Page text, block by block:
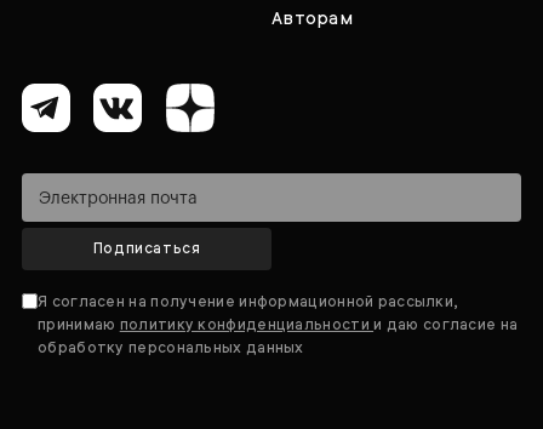
Авторам
Подписаться
Я согласен на получение информационной рассылки,
принимаю политику конфиденциальностии даю согласие на
обработку персональных данных